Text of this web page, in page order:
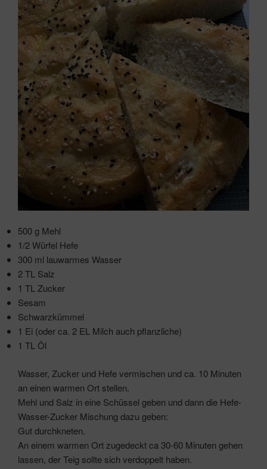
500 g Mehl
1/2 Würfel Hefe
300 ml lauwarmes Wasser
2 TL Salz
1 TL Zucker
Sesam
Schwarzkümmel
1 Ei (oder ca. 2 EL Milch auch pflanzliche)
1 TL Öl
Wasser, Zucker und Hefe vermischen und ca. 10 Minuten
an einen warmen Ort stellen.
Mehl und Salz in eine Schüssel geben und dann die Hefe-
Wasser-Zucker Mischung dazu geben:
Gut durchkneten.
An einem warmen Ort zugedeckt ca 30-60 Minuten gehen
lassen, der Teig sollte sich verdoppelt haben.